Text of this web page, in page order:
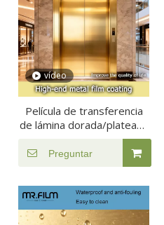
vídeo
Película de transferencia
de lámina dorada/plateada
de estampado en caliente
de alta calidad
Preguntar